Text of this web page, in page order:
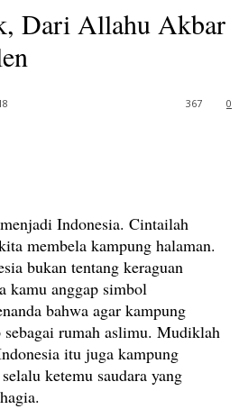
Dari Allahu Akbar
0
367
Indonesia. Cintailah
membela kampung halaman.
bukan tentang keraguan
kamu anggap simbol
bahwa agar kampung
sebagai rumah aslimu. Mudiklah
itu juga kampung
ketemu saudara yang